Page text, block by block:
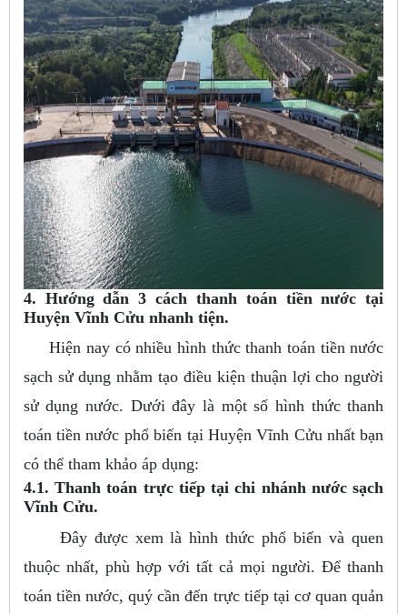
4. Hướng dẫn 3 cách thanh toán tiền nước tại
Huyện Vĩnh Cửu nhanh tiện.
Hiện nay có nhiều hình thức thanh toán tiền nước
sạch sử dụng nhằm tạo điều kiện thuận lợi cho người
sử dụng nước. Dưới đây là một số hình thức thanh
toán tiền nước phổ biến tại Huyện Vĩnh Cửu nhất bạn
có thể tham khảo áp dụng:
4.1. Thanh toán trực tiếp tại chi nhánh nước sạch
Vĩnh Cửu.
Đây được xem là hình thức phổ biến và quen
thuộc nhất, phù hợp với tất cả mọi người. Để thanh
toán tiền nước, quý cần đến trực tiếp tại cơ quan quản